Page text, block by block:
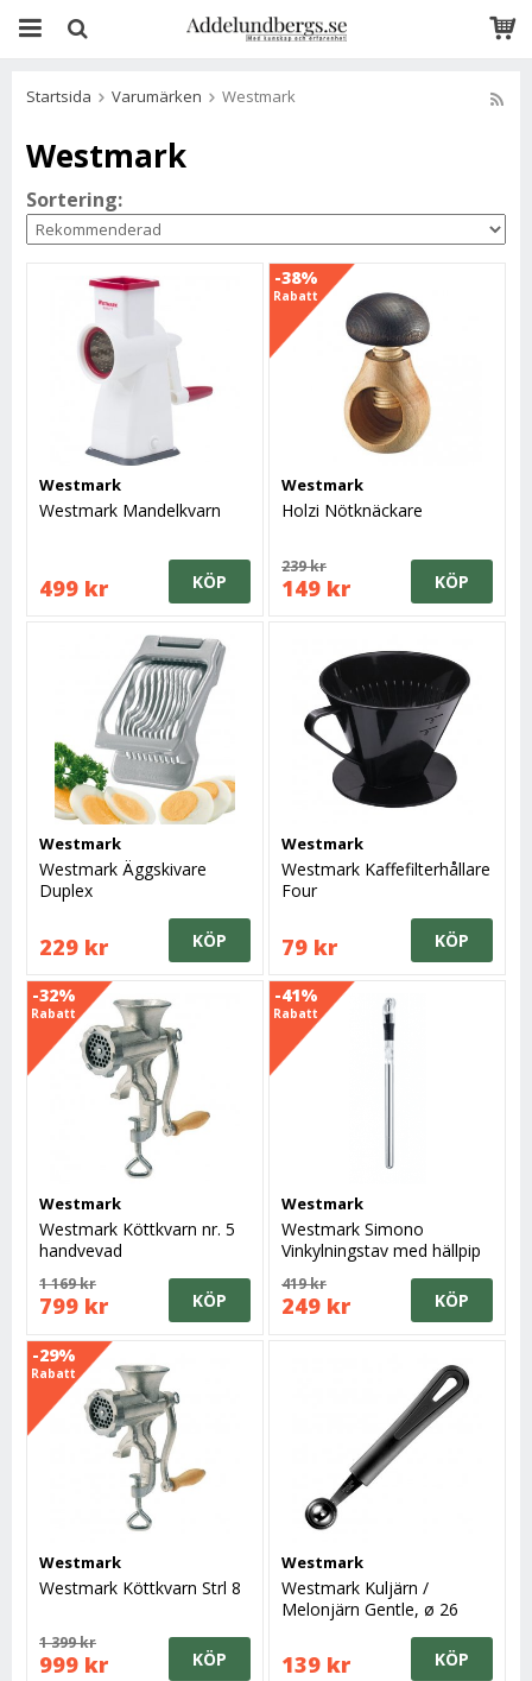
Startsida Varumärken Westmark
Westmark
Sortering:
Westmark
Westmark Mandelkvarn
499 kr KÖP
-38%
Rabatt
Westmark
Holzi Nötknäckare
239 kr
149 kr KÖP
Westmark
Westmark Äggskivare
Duplex
229 kr KÖP
Westmark
Westmark Kaffefilterhållare
Four
79 kr KÖP
-32%
Rabatt
Westmark
Westmark Köttkvarn nr. 5
handvevad
1 169 kr
799 kr KÖP
-41%
Rabatt
Westmark
Westmark Simono
Vinkylningstav med hällpip
419 kr
249 kr KÖP
-29%
Rabatt
Westmark
Westmark Köttkvarn Strl 8
1 399 kr
999 kr KÖP
Westmark
Westmark Kuljärn /
Melonjärn Gentle, ø 26
139 kr KÖP